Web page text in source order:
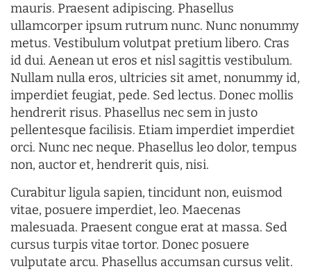
mauris. Praesent adipiscing. Phasellus
ullamcorper ipsum rutrum nunc. Nunc nonummy
metus. Vestibulum volutpat pretium libero. Cras
id dui. Aenean ut eros et nisl sagittis vestibulum.
Nullam nulla eros, ultricies sit amet, nonummy id,
imperdiet feugiat, pede. Sed lectus. Donec mollis
hendrerit risus. Phasellus nec sem in justo
pellentesque facilisis. Etiam imperdiet imperdiet
orci. Nunc nec neque. Phasellus leo dolor, tempus
non, auctor et, hendrerit quis, nisi.
Curabitur ligula sapien, tincidunt non, euismod
vitae, posuere imperdiet, leo. Maecenas
malesuada. Praesent congue erat at massa. Sed
cursus turpis vitae tortor. Donec posuere
vulputate arcu. Phasellus accumsan cursus velit.